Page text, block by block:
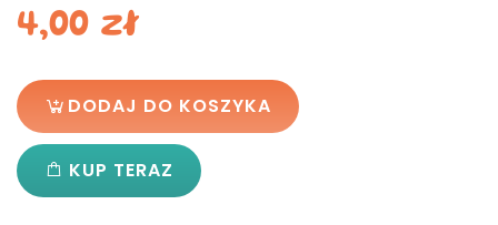
4,00zł
DODAJ DO KOSZYKA
KUP TERAZ